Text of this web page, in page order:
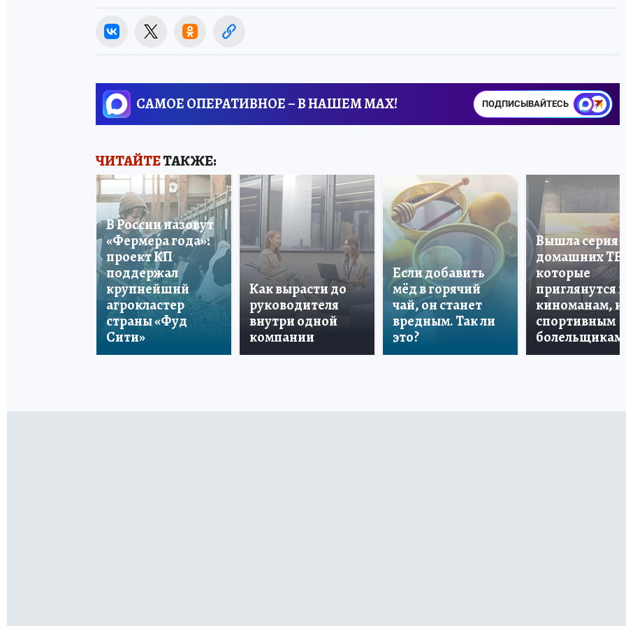
САМОЕ ОПЕРАТИВНОЕ – В НАШЕМ MAX! ПОДПИСЫВАЙТЕСЬ
ЧИТАЙТЕТАКЖЕ:
В России назовут
«Фермера года»:
проект КП
поддержал
крупнейший
агрокластер
страны «Фуд
Сити»
Как вырасти до
руководителя
внутри одной
компании
Если добавить
мёд в горячий
чай, он станет
вредным. Так ли
это?
Вышла серия
домашних ТВ,
которые
приглянутся и
киноманам, и
спортивным
болельщикам